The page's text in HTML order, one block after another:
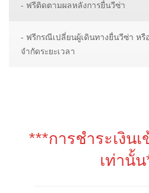
- ฟรีติดตามผลหลังการยื่นวีซ่า
- ฟรีกรณีเปลี่ยนผู้เดินทางยื่นวีซ่า หรื
จำกัดระยะเวลา
***การชำระเงิน
เท่านั้